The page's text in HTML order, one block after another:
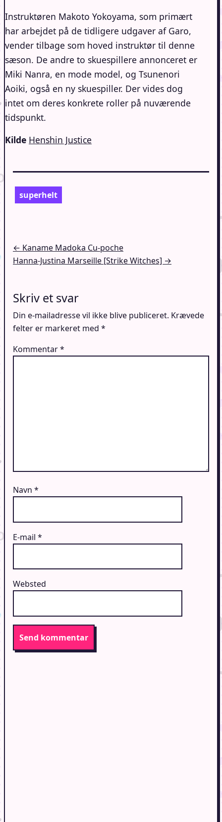
Instruktøren Makoto Yokoyama, som primært
har arbejdet på de tidligere udgaver af Garo,
vender tilbage som hoved instruktør til denne
sæson. De andre to skuespillere annonceret er
Miki Nanra, en mode model, og Tsunenori
Aoiki, også en ny skuespiller. Der vides dog
intet om deres konkrete roller på nuværende
tidspunkt.
Kilde Henshin Justice
superhelt
Indlægsnavigation
← Kaname Madoka Cu-poche
Hanna-Justina Marseille [Strike Witches] →
Skriv et svar
Din e-mailadresse vil ikke blive publiceret. Krævede
felter er markeret med *
Kommentar*
Navn *
E-mail *
Websted